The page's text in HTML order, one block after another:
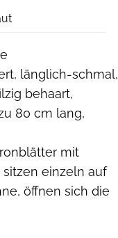
länglich-schmal,
behaart,
80 cm lang,
mit
einzeln auf
öffnen sich die